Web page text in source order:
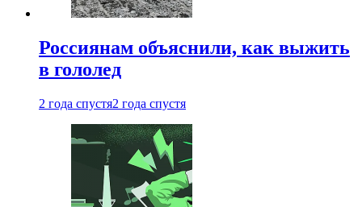
Россиянам объяснили, как выжить
в гололед
2 года спустя2 года спустя